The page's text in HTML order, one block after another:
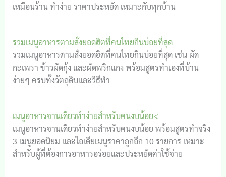
เหมือนร้าน ทำง่าย ราคาประหยัด เหมาะกับทุกบ้าน
รวมเมนูอาหารตามสั่งยอดฮิตที่คนไทยกินบ่อยที่สุด
รวมเมนูอาหารตามสั่งยอดฮิตที่คนไทยกินบ่อยที่สุด เช่น ผัด
กะเพรา ข้าวผัดกุ้ง และผัดพริกแกง พร้อมสูตรทำเองที่บ้าน
ง่ายๆ ครบทั้งวัตถุดิบและวิธีทำ
เมนูอาหารจานเดียวทำง่ายสำหรับคนงบน้อย<
เมนูอาหารจานเดียวทำง่ายสำหรับคนงบน้อย พร้อมสูตรทำจริง
3 เมนูยอดนิยม และไอเดียเมนูราคาถูกอีก 10 รายการ เหมาะ
สำหรับผู้ที่ต้องการอาหารอร่อยและประหยัดค่าใช้จ่าย